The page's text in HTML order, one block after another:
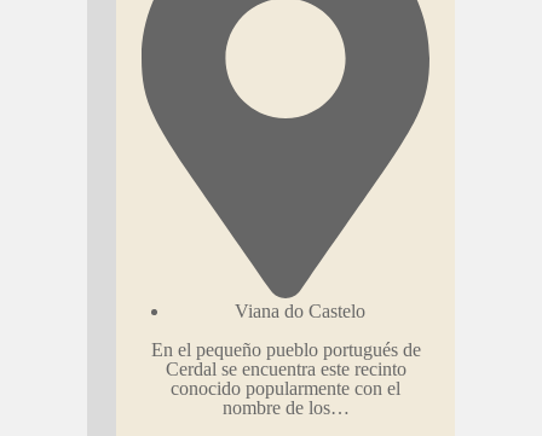
Viana do Castelo
En el pequeño pueblo portugués de
Cerdal se encuentra este recinto
conocido popularmente con el
nombre de los…